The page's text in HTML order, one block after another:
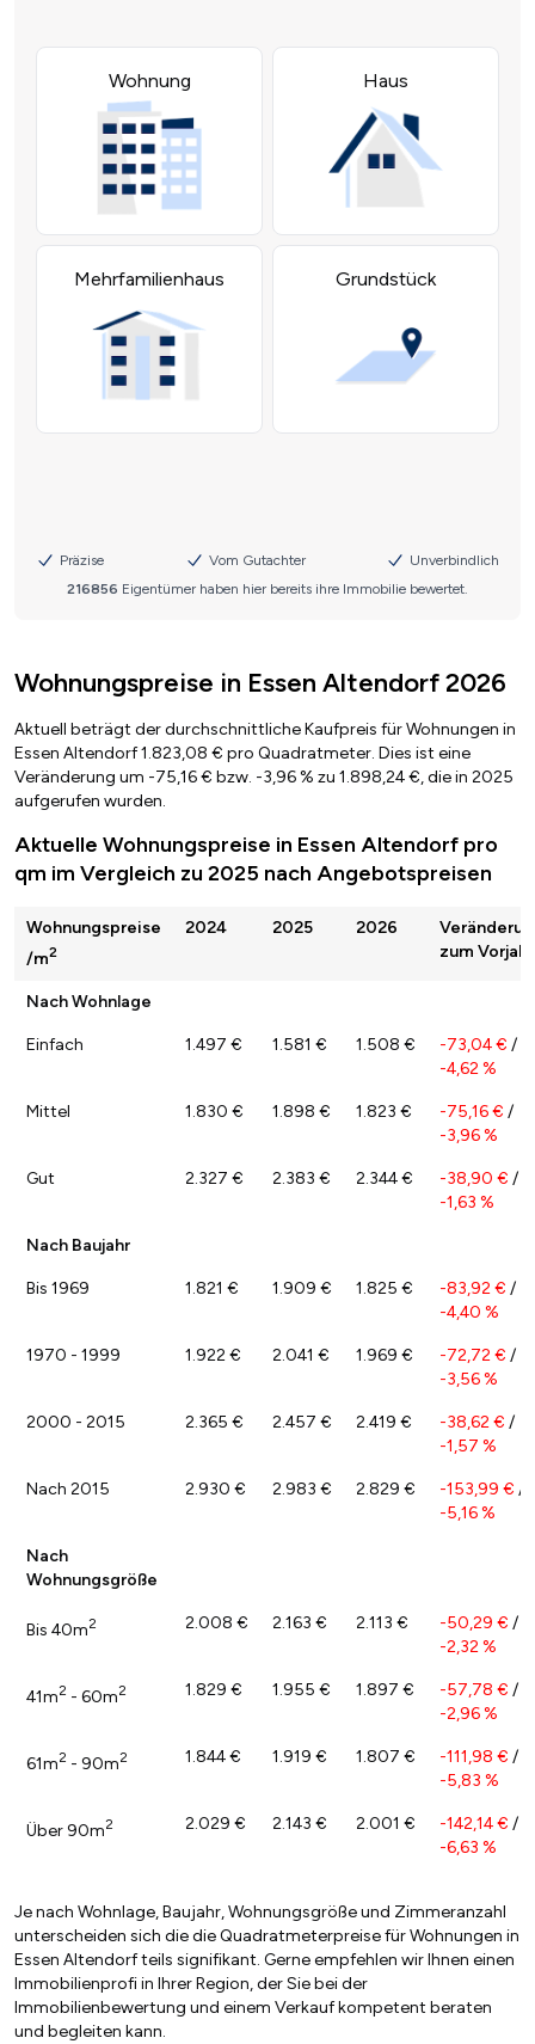
Wohnungspreise in Essen Altendorf 2026
Aktuell beträgt der durchschnittliche Kaufpreis für Wohnungen in
Essen Altendorf 1.823,08 € pro Quadratmeter. Dies ist eine
Veränderung um -75,16 € bzw. -3,96 % zu 1.898,24 €, die in 2025
aufgerufen wurden.
Aktuelle Wohnungspreise in Essen Altendorf pro
qm im Vergleich zu 2025 nach Angebotspreisen
Wohnungspreise
/m2
2024 2025 2026
zum Vorjahr
Nach Wohnlage
Einfach 1.497 € 1.581 € 1.508 € -73,04 € /
-4,62 %
Mittel 1.830 € 1.898 € 1.823 € -75,16 € /
-3,96 %
Gut 2.327 € 2.383 € 2.344 € -38,90 € /
-1,63 %
Nach Baujahr
Bis 1969 1.821 € 1.909 € 1.825 € -83,92 € /
-4,40 %
1970 - 1999 1.922 € 2.041 € 1.969 € -72,72 € /
-3,56 %
2000 - 2015 2.365 € 2.457 € 2.419 € -38,62 € /
-1,57 %
Nach 2015 2.930 € 2.983 € 2.829 € -153,99 € /
-5,16 %
Nach
Wohnungsgröße
Bis 40m2 2.008 € 2.163 € 2.113 € -50,29 € /
-2,32 %
41m2 - 60m2 1.829 € 1.955 € 1.897 € -57,78 € /
-2,96 %
61m2 - 90m2 1.844 € 1.919 € 1.807 € -111,98 € /
-5,83 %
Über 90m2 2.029 € 2.143 € 2.001 € -142,14 € /
-6,63 %
Je nach Wohnlage, Baujahr, Wohnungsgröße und Zimmeranzahl
unterscheiden sich die die Quadratmeterpreise für Wohnungen in
Essen Altendorf teils signifikant. Gerne empfehlen wir Ihnen einen
Immobilienprofi in Ihrer Region, der Sie bei der
Immobilienbewertung und einem Verkauf kompetent beraten
und begleiten kann.